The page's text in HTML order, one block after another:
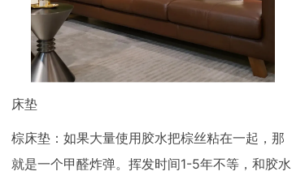
床垫
棕床垫：如果大量使用胶水把棕丝粘在一起，那
就是一个甲醛炸弹。挥发时间1-5年不等，和胶水